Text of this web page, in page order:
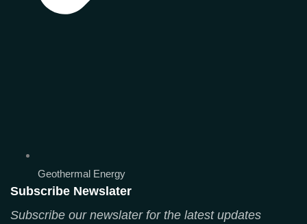
Geothermal Energy
Subscribe Newslater
Subscribe our newslater for the latest updates